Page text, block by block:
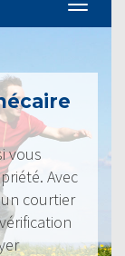
vous
Avec
courtier